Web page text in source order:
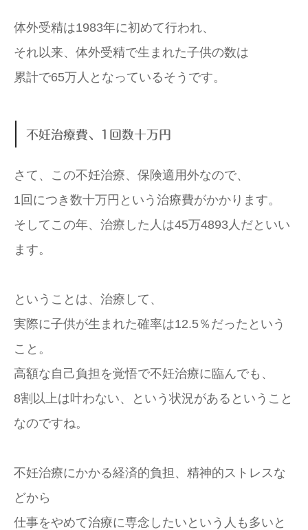
体外受精は1983年に初めて行われ、
それ以来、体外受精で生まれた子供の数は
累計で65万人となっているそうです。
不妊治療費、1回数十万円
さて、この不妊治療、保険適用外なので、
1回につき数十万円という治療費がかかります。
そしてこの年、治療した人は45万4893人だといい
ます。
ということは、治療して、
実際に子供が生まれた確率は12.5％だったという
こと。
高額な自己負担を覚悟で不妊治療に臨んでも、
8割以上は叶わない、という状況があるということ
なのですね。
不妊治療にかかる経済的負担、精神的ストレスな
どから
仕事をやめて治療に専念したいという人も多いと